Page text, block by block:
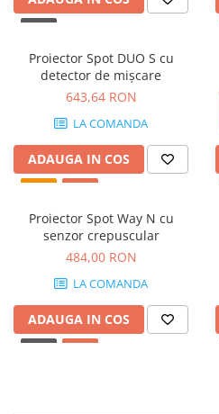
Proiector Spot DUO S cu
detector de mișcare
643,64 RON
LA COMANDA
ADAUGA IN COS
Proiector Spot Way N cu
senzor crepuscular
484,00 RON
LA COMANDA
ADAUGA IN COS